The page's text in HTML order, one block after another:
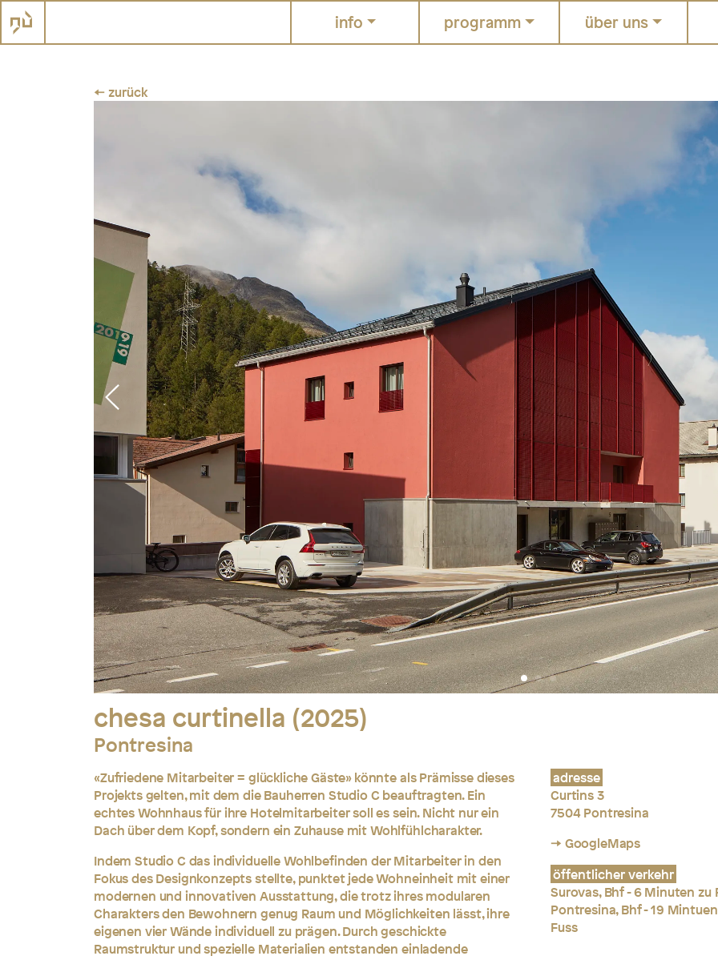
info programm über uns
← zurück
chesa curtinella (2025)
Pontresina
«Zufriedene Mitarbeiter = glückliche Gäste» könnte als Prämisse dieses
Projekts gelten, mit dem die Bauherren Studio C beauftragten. Ein
echtes Wohnhaus für ihre Hotelmitarbeiter soll es sein. Nicht nur ein
Dach über dem Kopf, sondern ein Zuhause mit Wohlfühlcharakter.
Indem Studio C das individuelle Wohlbefinden der Mitarbeiter in den
Fokus des Designkonzepts stellte, punktet jede Wohneinheit mit einer
modernen und innovativen Ausstattung, die trotz ihres modularen
Charakters den Bewohnern genug Raum und Möglichkeiten lässt, ihre
eigenen vier Wände individuell zu prägen. Durch geschickte
Raumstruktur und spezielle Materialien entstanden einladende
adresse
Curtins 3
7504 Pontresina
→ GoogleMaps
öffentlicher verkehr
Surovas, Bhf - 6 Minuten zu
Pontresina, Bhf - 19
Fuss